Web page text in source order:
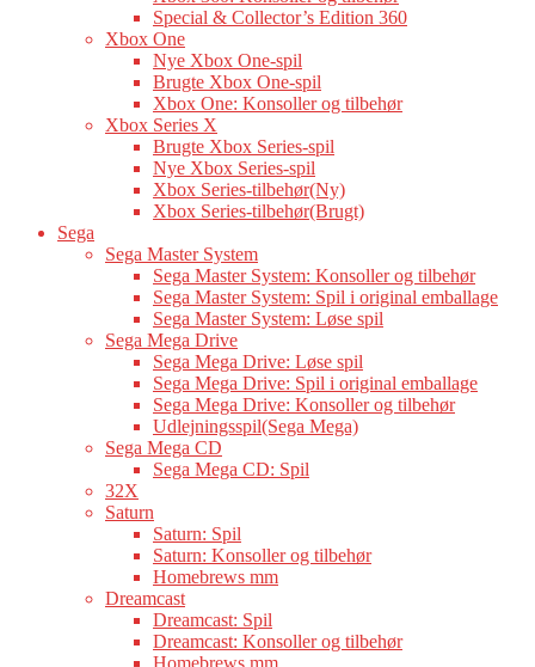
Special & Collector’s Edition 360
Xbox One
Nye Xbox One-spil
Brugte Xbox One-spil
Xbox One: Konsoller og tilbehør
Xbox Series X
Brugte Xbox Series-spil
Nye Xbox Series-spil
Xbox Series-tilbehør(Ny)
Xbox Series-tilbehør(Brugt)
Sega
Sega Master System
Sega Master System: Konsoller og tilbehør
Sega Master System: Spil i original emballage
Sega Master System: Løse spil
Sega Mega Drive
Sega Mega Drive: Løse spil
Sega Mega Drive: Spil i original emballage
Sega Mega Drive: Konsoller og tilbehør
Udlejningsspil(Sega Mega)
Sega Mega CD
Sega Mega CD: Spil
32X
Saturn
Saturn: Spil
Saturn: Konsoller og tilbehør
Homebrews mm
Dreamcast
Dreamcast: Spil
Dreamcast: Konsoller og tilbehør